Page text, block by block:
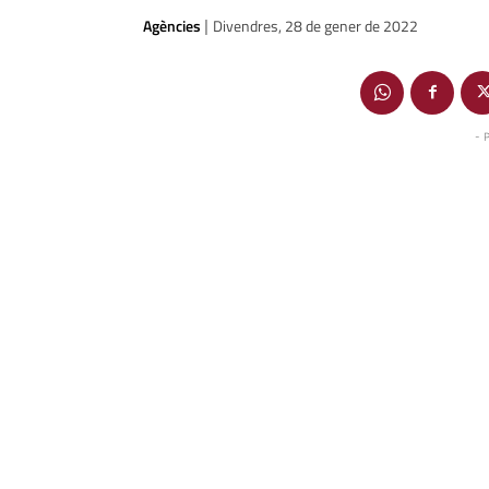
Agències | Divendres, 28 de gener de 2022
-